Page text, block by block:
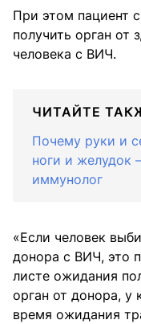
При этом пациент
получить орган от
человека с ВИЧ.
ЧИТАЙТЕ
Почему руки и
ноги и желудок
иммунолог
«Если человек
донора с ВИЧ, это
листе ожидания
орган от донора, у
время ожидания